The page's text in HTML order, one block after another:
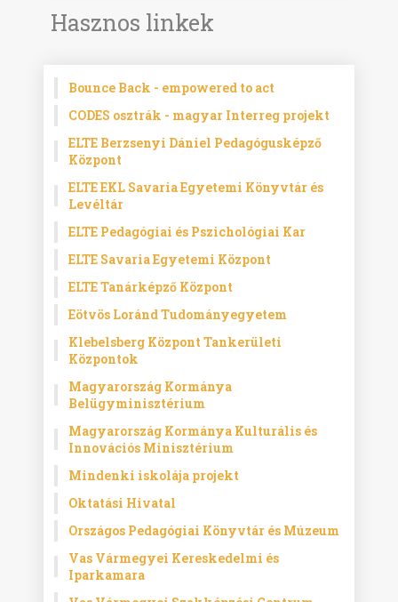
Hasznos linkek
Bounce Back - empowered to act
CODES osztrák - magyar Interreg projekt
ELTE Berzsenyi Dániel Pedagógusképző
Központ
ELTE EKL Savaria Egyetemi Könyvtár és
Levéltár
ELTE Pedagógiai és Pszichológiai Kar
ELTE Savaria Egyetemi Központ
ELTE Tanárképző Központ
Eötvös Loránd Tudományegyetem
Klebelsberg Központ Tankerületi
Központok
Magyarország Kormánya
Belügyminisztérium
Magyarország Kormánya Kulturális és
Innovációs Minisztérium
Mindenki iskolája projekt
Oktatási Hivatal
Országos Pedagógiai Könyvtár és Múzeum
Vas Vármegyei Kereskedelmi és
Iparkamara